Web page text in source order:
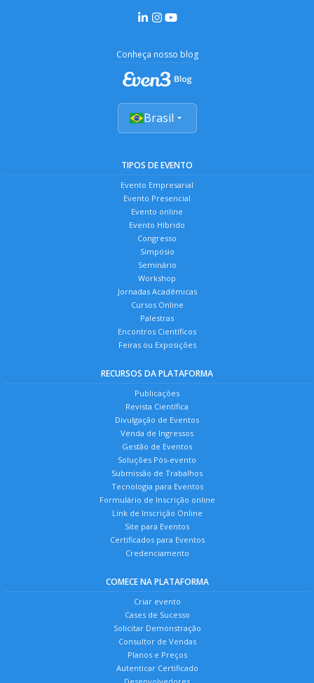
Conheça nosso blog
Brasil
TIPOS DE EVENTO
Evento Empresarial
Evento Presencial
Evento online
Evento Híbrido
Congresso
Simpósio
Seminário
Workshop
Jornadas Acadêmicas
Cursos Online
Palestras
Encontros Científicos
Feiras ou Exposições
RECURSOS DA PLATAFORMA
Publicações
Revista Científica
Divulgação de Eventos
Venda de Ingressos
Gestão de Eventos
Soluções Pós-evento
Submissão de Trabalhos
Tecnologia para Eventos
Formulário de Inscrição online
Link de Inscrição Online
Site para Eventos
Certificados para Eventos
Credenciamento
COMECE NA PLATAFORMA
Criar evento
Cases de Sucesso
Solicitar Demonstração
Consultor de Vendas
Planos e Preços
Autenticar Certificado